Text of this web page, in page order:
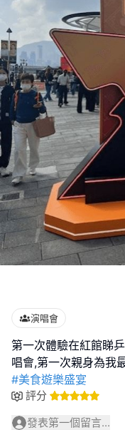
演唱會
第一次體驗在紅館睇
#美食遊樂盛宴
評分
發表第一個留言...